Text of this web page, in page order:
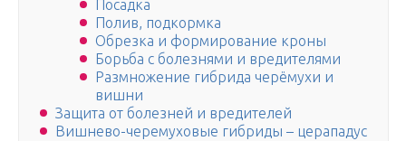
Посадка
Полив, подкормка
Обрезка и формирование кроны
Борьба с болезнями и вредителями
Размножение гибрида черёмухи и
вишни
Защита от болезней и вредителей
Вишнево-черемуховые гибриды – церападус